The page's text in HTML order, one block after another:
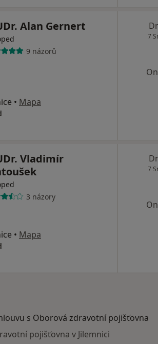
Alan Gernert
9 názorů
• Mapa
7
Vladimír
3 názory
• Mapa
7
s Oborová zdravotní pojišťovna
pojišťovna v Jilemnici